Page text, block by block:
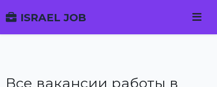
ISRAEL JOB
Все вакансии работы в